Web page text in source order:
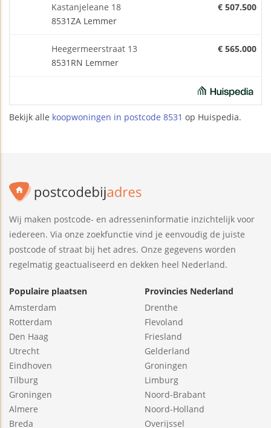
Kastanjeleane 18
8531ZA Lemmer
€ 507.500
Heegermeerstraat 13
8531RN Lemmer
€ 565.000
Bekijk alle koopwoningen in postcode 8531 op Huispedia.
Wij maken postcode- en adresseninformatie inzichtelijk voor
iedereen. Via onze zoekfunctie vind je eenvoudig de juiste
postcode of straat bij het adres. Onze gegevens worden
regelmatig geactualiseerd en dekken heel Nederland.
Populaire plaatsen
Amsterdam
Rotterdam
Den Haag
Utrecht
Eindhoven
Tilburg
Groningen
Almere
Breda
Provincies Nederland
Drenthe
Flevoland
Friesland
Gelderland
Groningen
Limburg
Noord-Brabant
Noord-Holland
Overijssel